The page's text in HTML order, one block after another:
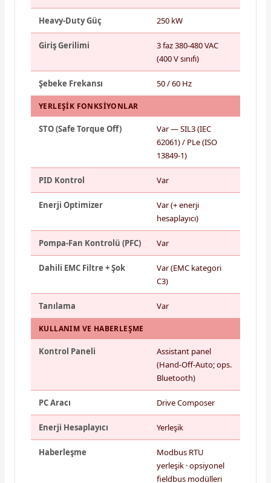
Heavy-Duty Güç 250 kW
Giriş Gerilimi
3 faz 380-480 VAC
(400 V sınıfı)
Şebeke Frekansı 50 / 60 Hz
YERLEŞIK FONKSIYONLAR
STO (Safe Torque Off)
Var — SIL3 (IEC
62061) / PLe (ISO
13849-1)
PID Kontrol Var
Enerji Optimizer
Var (+ enerji
hesaplayıcı)
Pompa-Fan Kontrolü (PFC) Var
Dahili EMC Filtre + Şok
Var (EMC kategori
C3)
Tanılama Var
KULLANIM VE HABERLEŞME
Kontrol Paneli
Assistant panel
(Hand-Off-Auto; ops.
Bluetooth)
PC Aracı Drive Composer
Enerji Hesaplayıcı Yerleşik
Haberleşme
Modbus RTU
yerleşik · opsiyonel
fieldbus modülleri